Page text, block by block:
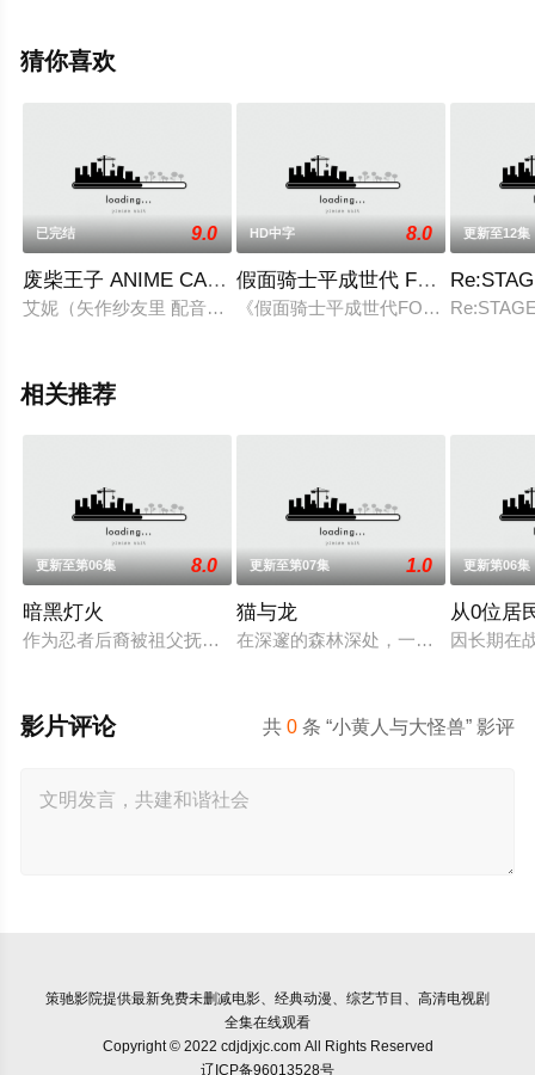
手机免费观看高清无删减完整版动漫全集就上策驰电影
猜你喜欢
已完结 9.0
废柴王子 ANIME CARAVAN
艾妮（矢作纱友里 配音）是出生在弱小又贫困的国家伊纳科的
HD中字 8.0
假面骑士平成世代 FOREVER
《假面骑士平成世代FOREVER》
更新至12集
相关推荐
更新至第06集 8.0
暗黑灯火
作为忍者后裔被祖父抚养长大、拥有与动物对话能力的高中生·
更新至第07集 1.0
猫与龙
在深邃的森林深处，一只会喷火的龙
更新第06集
从0位居
因长期在
共0 条 “小黄人与大怪兽” 影评
影片评论
策驰影院提供最新免费未删减电影、经典动漫、综艺节目、高清电视剧
全集在线观看
Copyright © 2022 cdjdjxjc.com All Rights Reserved
辽ICP备96013528号